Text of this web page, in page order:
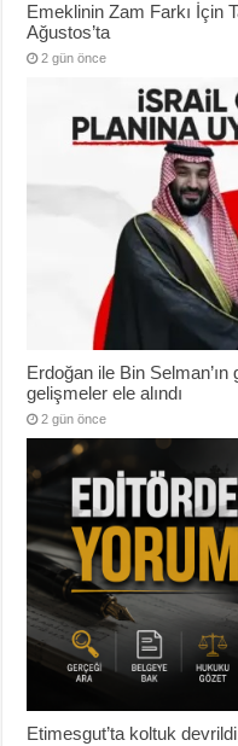
Emeklinin Zam Farkı İçin
Ağustos’ta
2 gün önce
Erdoğan ile Bin
gelişmeler ele alındı
2 gün önce
Etimesgut’ta koltuk